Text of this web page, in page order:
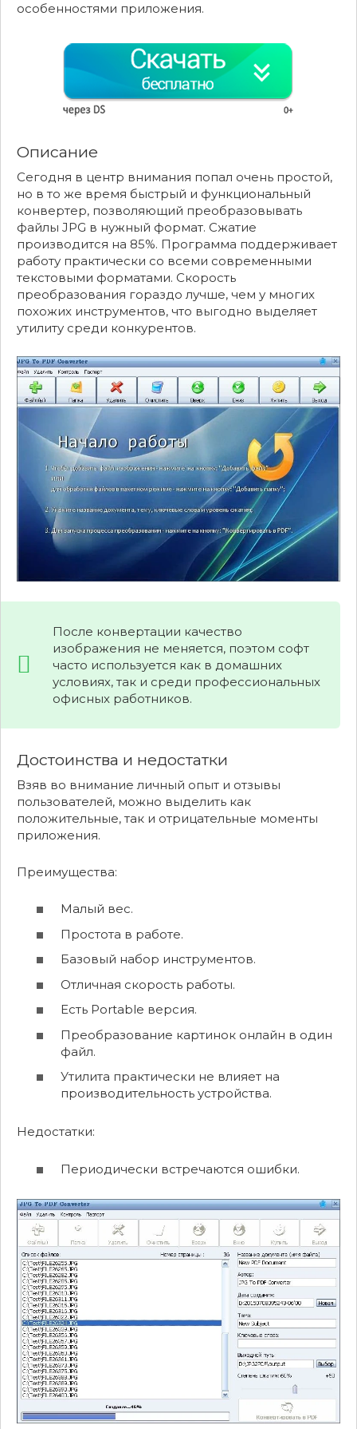
особенностями приложения.
Описание
Сегодня в центр внимания попал очень простой,
но в то же время быстрый и функциональный
конвертер, позволяющий преобразовывать
файлы JPG в нужный формат. Сжатие
производится на 85%. Программа поддерживает
работу практически со всеми современными
текстовыми форматами. Скорость
преобразования гораздо лучше, чем у многих
похожих инструментов, что выгодно выделяет
утилиту среди конкурентов.
После конвертации качество
изображения не меняется, поэтом софт
часто используется как в домашних
условиях, так и среди профессиональных
офисных работников.
Достоинства и недостатки
Взяв во внимание личный опыт и отзывы
пользователей, можно выделить как
положительные, так и отрицательные моменты
приложения.
Преимущества:
Малый вес.
Простота в работе.
Базовый набор инструментов.
Отличная скорость работы.
Есть Portable версия.
Преобразование картинок онлайн в один
файл.
Утилита практически не влияет на
производительность устройства.
Недостатки:
Периодически встречаются ошибки.